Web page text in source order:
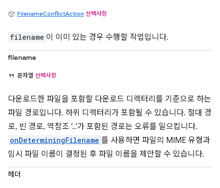
FilenameConflictAction 선택사항
filename 이 이미 있는 경우 수행할 작업입니다.
filename
문자열 선택사항
다운로드한 파일을 포함할 다운로드 디렉터리를 기준으로 하는
파일 경로입니다. 하위 디렉터리가 포함될 수 있습니다. 절대 경
로, 빈 경로, 역참조 '..'가 포함된 경로는 오류를 일으킵니다.
onDeterminingFilename 를 사용하면 파일의 MIME 유형과
임시 파일 이름이 결정된 후 파일 이름을 제안할 수 있습니다.
헤더